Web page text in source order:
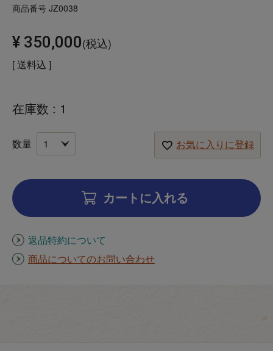
商品番号 JZ0038
¥ 350,000 税込
送料込
在庫数 1
お気に入りに登録
カートに入れる
返品特約について
商品についてのお問い合わせ